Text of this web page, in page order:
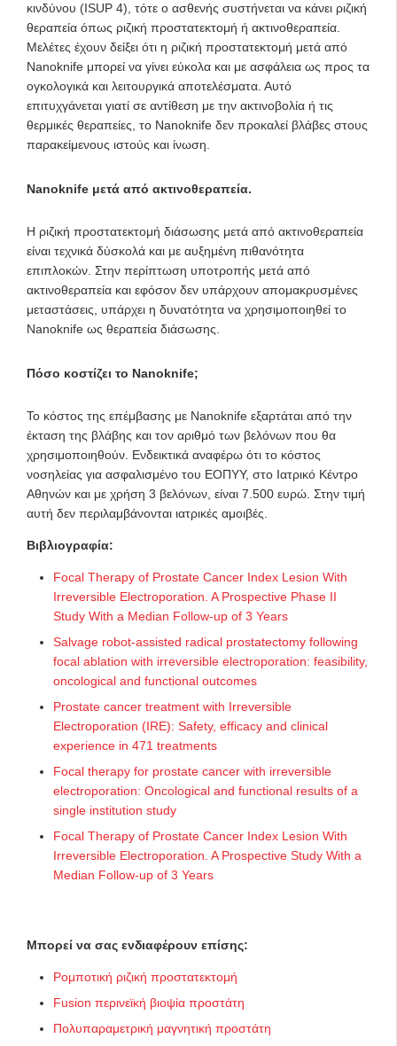
κινδύνου (ISUP 4), τότε ο ασθενής συστήνεται να κάνει ριζική
θεραπεία όπως ριζική προστατεκτομή ή ακτινοθεραπεία.
Μελέτες έχουν δείξει ότι η ριζική προστατεκτομή μετά από
Nanoknife μπορεί να γίνει εύκολα και με ασφάλεια ως προς τα
ογκολογικά και λειτουργικά αποτελέσματα. Αυτό
επιτυχγάνεται γιατί σε αντίθεση με την ακτινοβολία ή τις
θερμικές θεραπείες, το Nanoknife δεν προκαλεί βλάβες στους
παρακείμενους ιστούς και ίνωση.
Nanoknife μετά από ακτινοθεραπεία.
Η ριζική προστατεκτομή διάσωσης μετά από ακτινοθεραπεία
είναι τεχνικά δύσκολά και με αυξημένη πιθανότητα
επιπλοκών. Στην περίπτωση υποτροπής μετά από
ακτινοθεραπεία και εφόσον δεν υπάρχουν απομακρυσμένες
μεταστάσεις, υπάρχει η δυνατότητα να χρησιμοποιηθεί το
Nanoknife ως θεραπεία διάσωσης.
Πόσο κοστίζει το Nanoknife;
Το κόστος της επέμβασης με Nanoknife εξαρτάται από την
έκταση της βλάβης και τον αριθμό των βελόνων που θα
χρησιμοποιηθούν. Ενδεικτικά αναφέρω ότι το κόστος
νοσηλείας για ασφαλισμένο του ΕΟΠΥΥ, στο Ιατρικό Κέντρο
Αθηνών και με χρήση 3 βελόνων, είναι 7.500 ευρώ. Στην τιμή
αυτή δεν περιλαμβάνονται ιατρικές αμοιβές.
Βιβλιογραφία:
Focal Therapy of Prostate Cancer Index Lesion With
Irreversible Electroporation. A Prospective Phase II
Study With a Median Follow-up of 3 Years
Salvage robot-assisted radical prostatectomy following
focal ablation with irreversible electroporation: feasibility,
oncological and functional outcomes
Prostate cancer treatment with Irreversible
Electroporation (IRE): Safety, efficacy and clinical
experience in 471 treatments
Focal therapy for prostate cancer with irreversible
electroporation: Oncological and functional results of a
single institution study
Focal Therapy of Prostate Cancer Index Lesion With
Irreversible Electroporation. A Prospective Study With a
Median Follow-up of 3 Years
Μπορεί να σας ενδιαφέρουν επίσης:
Ρομποτική ριζική προστατεκτομή
Fusion περινεϊκή βιοψία προστάτη
Πολυπαραμετρική μαγνητική προστάτη